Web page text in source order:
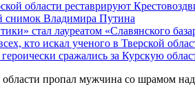
области реставрируют
снимок Владимира Путина
стал лауреатом «Славянского
кто искал ученого в Тверской
сражались за Курскую
пропал мужчина со шрамом